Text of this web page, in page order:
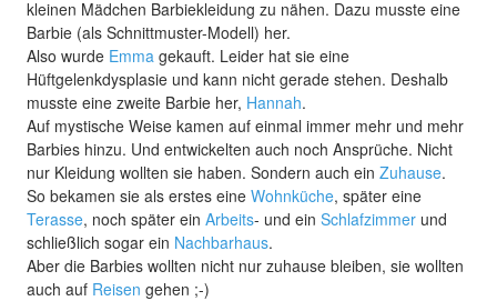
kleinen Mädchen Barbiekleidung zu nähen. Dazu musste eine
Barbie (als Schnittmuster-Modell) her.
Also wurde Emma gekauft. Leider hat sie eine
Hüftgelenkdysplasie und kann nicht gerade stehen. Deshalb
musste eine zweite Barbie her, Hannah.
Auf mystische Weise kamen auf einmal immer mehr und mehr
Barbies hinzu. Und entwickelten auch noch Ansprüche. Nicht
nur Kleidung wollten sie haben. Sondern auch ein Zuhause.
So bekamen sie als erstes eine Wohnküche, später eine
Terasse, noch später ein Arbeits- und ein Schlafzimmer und
schließlich sogar ein Nachbarhaus.
Aber die Barbies wollten nicht nur zuhause bleiben, sie wollten
auch auf Reisen gehen ;-)